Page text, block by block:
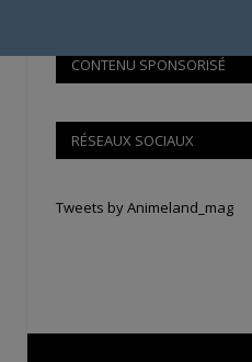
CONTENU SPONSORISÉ
RÉSEAUX SOCIAUX
Tweets by Animeland_mag